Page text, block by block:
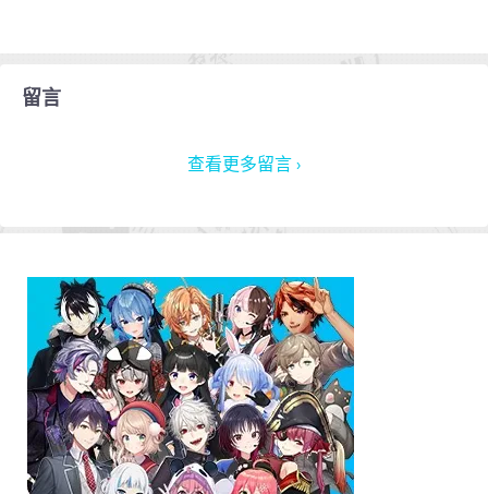
留言
查看更多留言 ›